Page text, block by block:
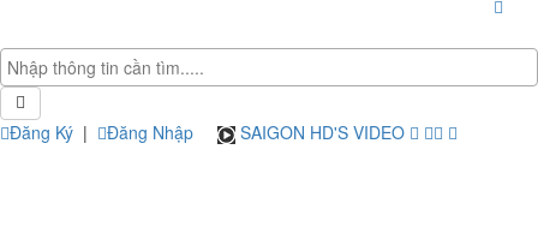
Đăng Ký | Đăng Nhập SAIGON HD'S VIDEO